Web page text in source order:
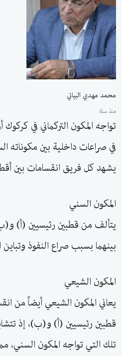
محمد مهدي البياتي
منذ سنة
تواجه المكون التركماني في
في صراعات داخلية بين مكوناته
يشهد كل فريق انقسامات بين
المكون السني
يتألف من قطبين رئيسيين (أ)
بينهما بسبب صراع النفوذ وتباين
المكون الشيعي
يعاني المكون الشيعي أيضاً من
قطبين رئيسيين (أ) و(ب)، إذ
تلك التي تواجه المكون السني،